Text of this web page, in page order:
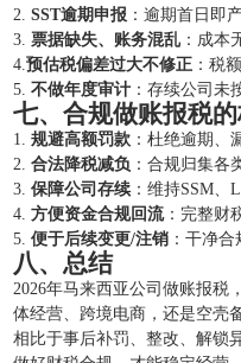
2. SST逾期申报 ：逾期首日即
3. 票据缺失、账务混乱 ：成本
4.预估税偏差过大不修正 ：税
5. 不做年度审计 ：存续公司未
七、合规做账报税
1. 规避高额罚款 ：杜绝逾期、
2. 合法降税减负 ：合规归集各
3. 保障公司存续：维持SSM、
4. 方便资金合规回流：完整财
5. 便于后续变更/注销 ：干净
八、总结
2026年马来西亚公司做账报税
体经营、跨境电商，还是空壳
相比于事后补罚、整改、解锁